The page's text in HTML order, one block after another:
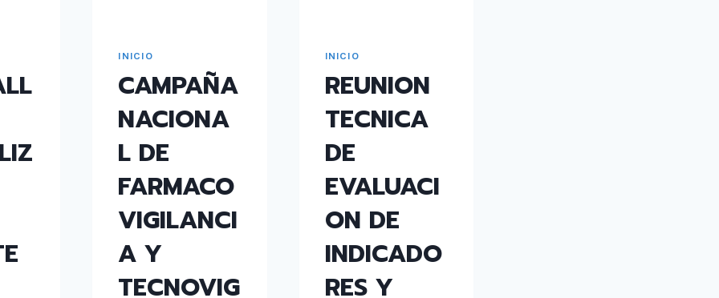
INICIO
CAMPAÑA
NACIONA
L DE
FARMACO
VIGILANCI
A Y
TECNOVIG
INICIO
REUNION
TECNICA
DE
EVALUACI
ON DE
INDICADO
RES Y